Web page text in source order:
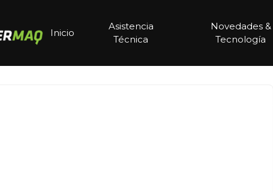
Inicio
Asistencia
Técnica
Novedades &
Tecnología